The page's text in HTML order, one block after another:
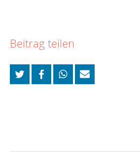
Beitrag teilen